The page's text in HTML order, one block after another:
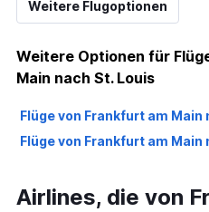
Weitere Flugoptionen
Weitere Optionen für
Main nach St. Louis
Flüge von Frankfurt am Main
Flüge von Frankfurt am
Airlines, die von